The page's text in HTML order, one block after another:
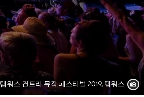
탬워스 컨트리 뮤직 페스티벌 2019, 탬워스